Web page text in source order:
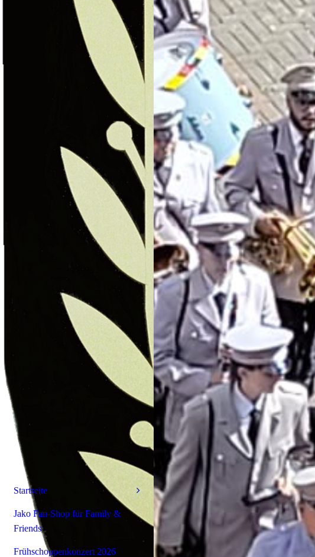
Startseite
Jako Fan-Shop für Family &
Friends
Frühschoppenkonzert 2026